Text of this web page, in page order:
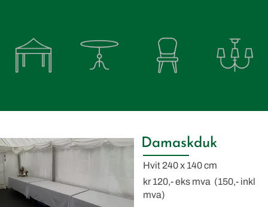
Damaskduk
Hvit 240 x 140 cm
kr 120,- eks mva (150,- inkl
mva)